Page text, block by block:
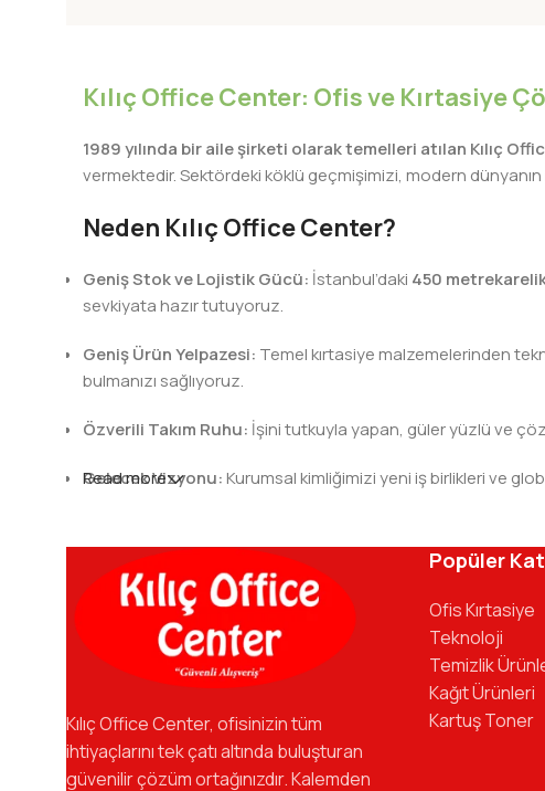
Kılıç Office Center: Ofis ve Kırtasiye
1989 yılında bir aile şirketi olarak temelleri atılan Kılıç
vermektedir. Sektördeki köklü geçmişimizi, modern
Neden Kılıç Office Center?
Geniş Stok ve Lojistik Gücü: İstanbul’daki 450
sevkiyata hazır tutuyoruz.
Geniş Ürün Yelpazesi: Temel kırtasiye malzemelerinden
bulmanızı sağlıyoruz.
Özverili Takım Ruhu: İşini tutkuyla yapan, güler yüzlü ve
Gelecek Vizyonu:Kurumsal kimliğimizi yeni iş birlikleri ve
kadromuzla hizmetinizdeyiz.
Read more
Kılıç Office Center, ofisinizin tüm
ihtiyaçlarını tek çatı altında buluşturan
güvenilir çözüm ortağınızdır. Kalemden
Popüler
Ofis Kırtasiye
Teknoloji
Temizlik
Kağıt Ürünleri
Kartuş Toner